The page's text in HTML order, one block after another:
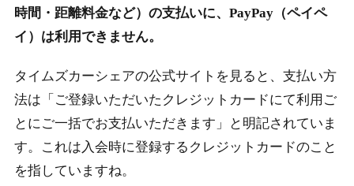
時間・距離料金など）の支払いに、PayPay（ペイペ
イ）は利用できません。
タイムズカーシェアの公式サイトを見ると、支払い方
法は「ご登録いただいたクレジットカードにて利用ご
とにご一括でお支払いただきます」と明記されていま
す。これは入会時に登録するクレジットカードのこと
を指していますね。